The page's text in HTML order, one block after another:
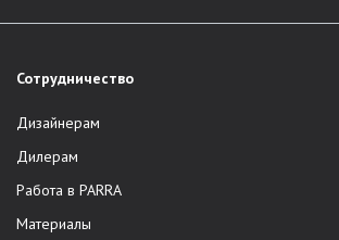
Сотрудничество
Дизайнерам
Дилерам
Работа в PARRA
Материалы